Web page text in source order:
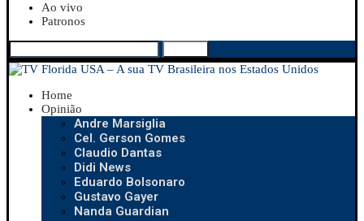
Ao vivo
Patronos
Home
Opinião
Andre Marsiglia
Cel. Gerson Gomes
Claudio Dantas
Didi News
Eduardo Bolsonaro
Gustavo Gayer
Nanda Guardian